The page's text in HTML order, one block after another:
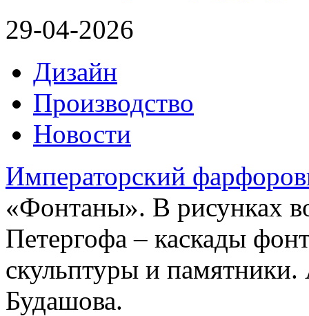
29-04-2026
Дизайн
Производство
Новости
Императорский
«Фонтаны». В рисунках
Петергофа – каскады
скульптуры и
Будашова.